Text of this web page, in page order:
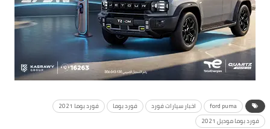
ford puma اخبار سيارات فورد فورد بوما
فورد بوما 2021
فورد بوما موديل 2021